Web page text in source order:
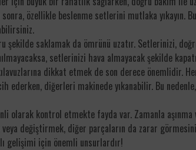
özellikle beslenme setlerini mutlaka yıkayın.
şekilde saklamak da ömrünü uzatır. Setlerinizi,
setlerinizi hava almayacak şekilde
dikkat etmek de son derece önemlidir.
ederken, diğerleri makinede yıkanabilir. Bu
olarak kontrol etmekte fayda var. Zamanla
değiştirmek, diğer parçaların da zarar
gelişimi için önemli unsurlardır!